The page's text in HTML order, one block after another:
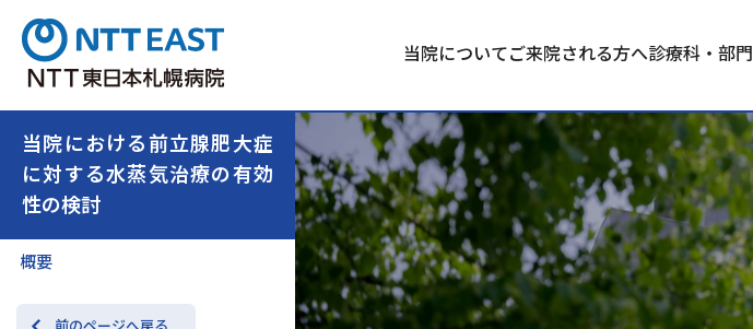
当院についてご来院される方へ診療科・部門
当院における前立腺肥大症
に対する水蒸気治療の有効
性の検討
概要